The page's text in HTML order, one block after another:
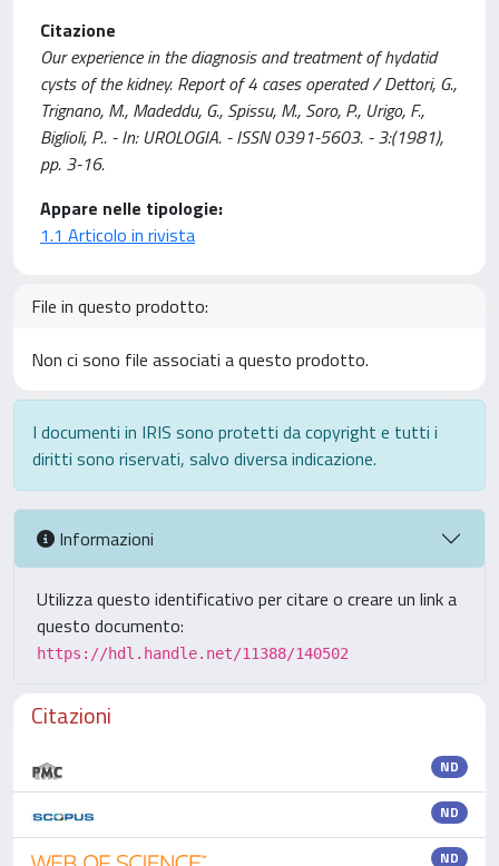
Citazione
Our experience in the diagnosis and treatment of hydatid
cysts of the kidney. Report of 4 cases operated / Dettori, G.,
Trignano, M., Madeddu, G., Spissu, M., Soro, P., Urigo, F.,
Biglioli, P.. - In: UROLOGIA. - ISSN 0391-5603. - 3:(1981),
pp. 3-16.
Appare nelle tipologie:
1.1 Articolo in rivista
File in questo prodotto:
Non ci sono file associati a questo prodotto.
I documenti in IRIS sono protetti da copyright e tutti i
diritti sono riservati, salvo diversa indicazione.
Informazioni
Utilizza questo identificativo per citare o creare un link a
questo documento:
https://hdl.handle.net/11388/140502
Citazioni
ND
ND
ND